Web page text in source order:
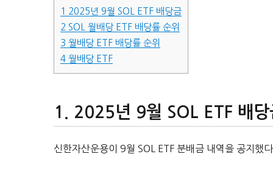
1 2025년 9월 SOL ETF 배당금
2 SOL 월배당 ETF 배당률 순위
3 월배당 ETF 배당률 순위
4 월배당 ETF
2025년 9월 SOL ETF 배당
신한자산운용이 9월 SOL ETF 분배금 내역을 공지했다.